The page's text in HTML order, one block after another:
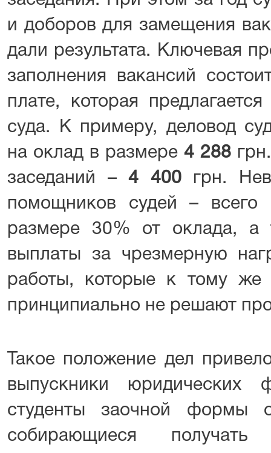
и доборов для замещения
дали результата. Ключевая
заполнения вакансий
плате, которая
суда. К примеру, деловод
на оклад в размере 4 288
заседаний – 4 400грн.
помощников судей – всего
размере 30% от оклада, а
выплаты за чрезмерную
работы, которые к тому же
принципиально не решают
Такое положение дел
выпускники юридических
студенты заочной формы
собирающиеся